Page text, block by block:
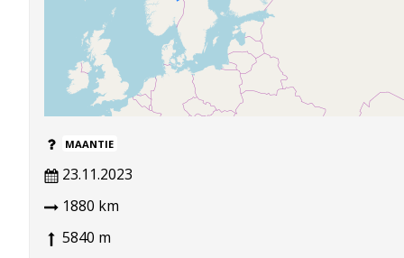
MAANTIE
23.11.2023
1880 km
5840 m